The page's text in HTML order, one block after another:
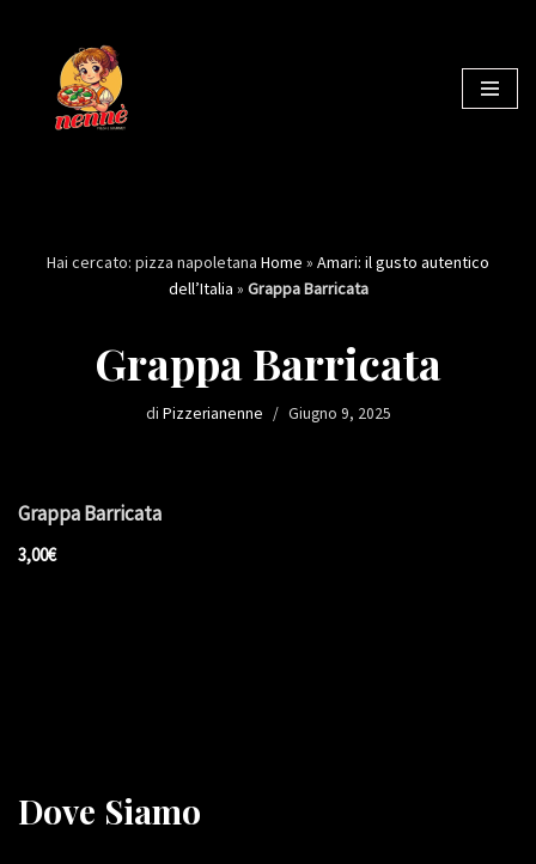
contenuto
Hai cercato: pizza napoletana Home » Amari: il gusto autentico
dell’Italia » Grappa Barricata
Grappa Barricata
di Pizzerianenne Giugno 9, 2025
Grappa Barricata
3,00€
Dove Siamo